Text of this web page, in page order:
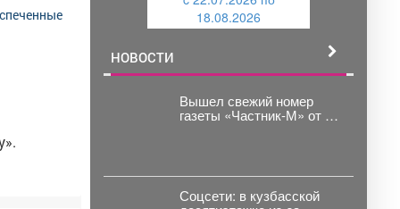
(3843)
18.08.2026
НОВОСТИ
Вышел свежий номер
газеты «Частник-М» от 28
Соцсети: в кузбасской